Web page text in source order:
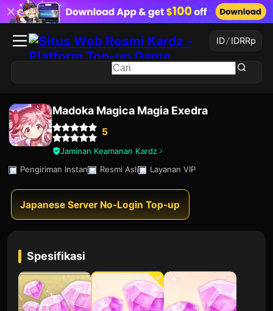
ID/ IDRRp
Madoka Magica Magia Exedra
5
Jaminan Keamanan Kardz
Pengiriman Instan
Resmi Asli Layanan VIP
Japanese Server No-Login Top-up
Spesifikasi